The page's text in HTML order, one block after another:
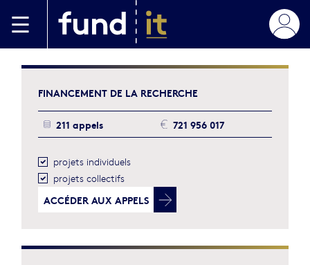
FINANCEMENT DE LA RECHERCHE
211 appels 721 956 017
projets individuels
projets collectifs
ACCÉDERAUX APPELS